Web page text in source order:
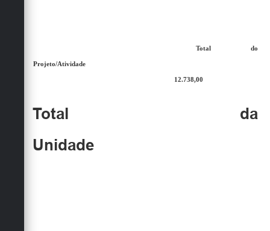
Total do
Projeto/Atividade
12.738,00
Total da
Unidade